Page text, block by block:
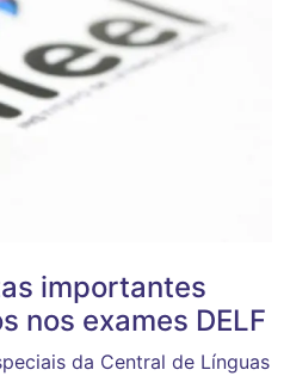
importantes
nos exames DELF
da Central de Línguas